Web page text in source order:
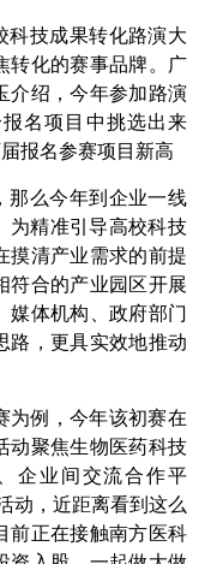
科技成果转化路演大
转化的赛事品牌。广
介绍，今年参加路演
报名项目中挑选出来
届报名参赛项目新高
那么今年到企业一线
为精准引导高校科技
摸清产业需求的前提
符合的产业园区开展
媒体机构、政府部门
路，更具实效地推动
为例，今年该初赛在
动聚焦生物医药科技
企业间交流合作平
动，近距离看到这么
前正在接触南方医科